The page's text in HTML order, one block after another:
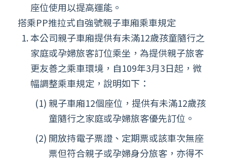
座位使用以提高運能。
搭乘PP推拉式自強號親子車廂乘車規定
本公司親子車廂提供有未滿12歲孩童隨行之
家庭或孕婦旅客訂位乘坐，為提供親子旅客
更友善之乘車環境，自109年3月3日起，微
幅調整乘車規定，說明如下：
親子車廂12個座位，提供有未滿12歲孩
童隨行之家庭或孕婦旅客優先訂位。
開放持電子票證、定期票或該車次無座
票但符合親子或孕婦身分旅客，亦得不